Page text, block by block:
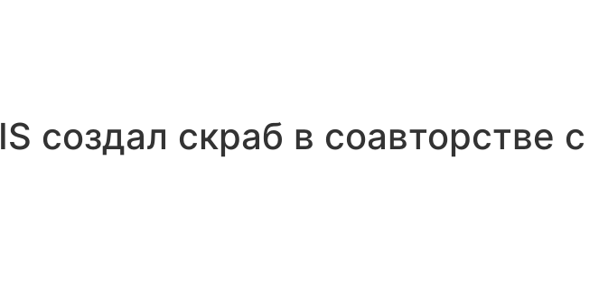
создал скраб в соавторстве с